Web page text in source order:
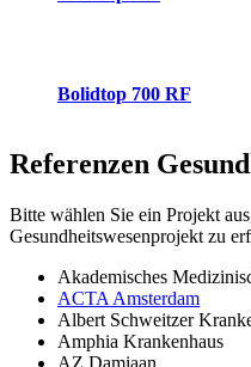
Bolidtop 700 RF
Referenzen
Bitte wählen Sie ein Projekt
Gesundheitswesenprojekt zu
Akademisches
ACTA Amsterdam
Albert Schweitzer
Amphia Krankenhaus
AZ Damiaan